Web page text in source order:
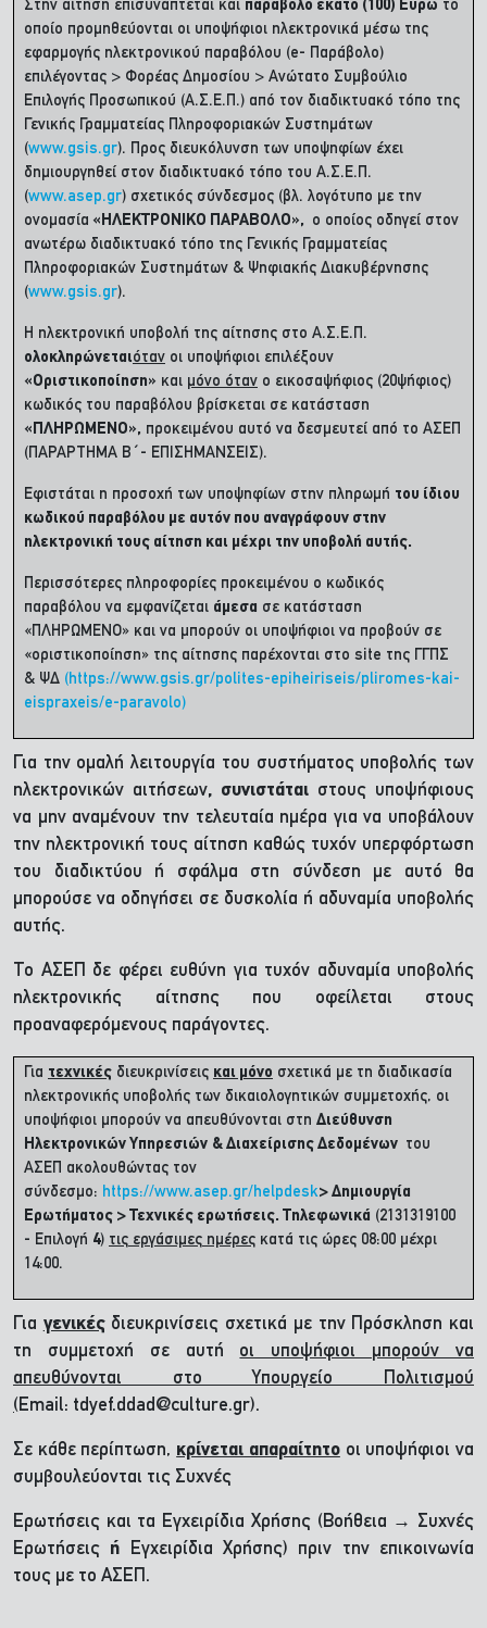
Στην αίτηση επισυνάπτεται και παράβολο εκατό (100) Ευρώ το
οποίο προμηθεύονται οι υποψήφιοι ηλεκτρονικά μέσω της
εφαρμογής ηλεκτρονικού παραβόλου (e- Παράβολο)
επιλέγοντας > Φορέας Δημοσίου > Ανώτατο Συμβούλιο
Επιλογής Προσωπικού (Α.Σ.Ε.Π.) από τον διαδικτυακό τόπο της
Γενικής Γραμματείας Πληροφοριακών Συστημάτων
(www.gsis.gr). Προς διευκόλυνση των υποψηφίων έχει
δημιουργηθεί στον διαδικτυακό τόπο του Α.Σ.Ε.Π.
(www.asep.gr) σχετικός σύνδεσμος (βλ. λογότυπο με την
ονομασία «ΗΛΕΚΤΡΟΝΙΚΟ ΠΑΡΑΒΟΛΟ», ο οποίος οδηγεί στον
ανωτέρω διαδικτυακό τόπο της Γενικής Γραμματείας
Πληροφοριακών Συστημάτων & Ψηφιακής Διακυβέρνησης
(www.gsis.gr).
Η ηλεκτρονική υποβολή της αίτησης στο Α.Σ.Ε.Π.
ολοκληρώνεταιόταν οι υποψήφιοι επιλέξουν
«Οριστικοποίηση» και μόνο όταν ο εικοσαψήφιος (20ψήφιος)
κωδικός του παραβόλου βρίσκεται σε κατάσταση
«ΠΛΗΡΩΜΕΝΟ», προκειμένου αυτό να δεσμευτεί από το ΑΣΕΠ
(ΠΑΡΑΡΤΗΜΑ Β΄- ΕΠΙΣΗΜΑΝΣΕΙΣ).
Eφιστάται η προσοχή των υποψηφίων στην πληρωμή του ίδιου
κωδικού παραβόλου με αυτόν που αναγράφουν στην
ηλεκτρονική τους αίτηση και μέχρι την υποβολή αυτής.
Περισσότερες πληροφορίες προκειμένου ο κωδικός
παραβόλου να εμφανίζεται άμεσα σε κατάσταση
«ΠΛΗΡΩΜΕΝΟ» και να μπορούν οι υποψήφιοι να προβούν σε
«οριστικοποίηση» της αίτησης παρέχονται στο site της ΓΓΠΣ
& ΨΔ (https://www.gsis.gr/polites-epiheiriseis/pliromes-kai-
eispraxeis/e-paravolo)
Για την ομαλή λειτουργία του συστήματος υποβολής των
ηλεκτρονικών αιτήσεων, συνιστάται στους υποψήφιους
να μην αναμένουν την τελευταία ημέρα για να υποβάλουν
την ηλεκτρονική τους αίτηση καθώς τυχόν υπερφόρτωση
του διαδικτύου ή σφάλμα στη σύνδεση με αυτό θα
μπορούσε να οδηγήσει σε δυσκολία ή αδυναμία υποβολής
αυτής.
Το ΑΣΕΠ δε φέρει ευθύνη για τυχόν αδυναμία υποβολής
ηλεκτρονικής αίτησης που οφείλεται στους
προαναφερόμενους παράγοντες.
Για τεχνικές διευκρινίσεις και μόνο σχετικά με τη διαδικασία
ηλεκτρονικής υποβολής των δικαιολογητικών συμμετοχής, οι
υποψήφιοι μπορούν να απευθύνονται στη Διεύθυνση
Ηλεκτρονικών Υπηρεσιών & Διαχείρισης Δεδομένων του
ΑΣΕΠ ακολουθώντας τον
σύνδεσμο: https://www.asep.gr/helpdesk> Δημιουργία
Ερωτήματος > Τεχνικές ερωτήσεις. Τηλεφωνικά (2131319100
- Επιλογή 4) τις εργάσιμες ημέρες κατά τις ώρες 08:00 μέχρι
14:00.
Για γενικέςδιευκρινίσεις σχετικά με την Πρόσκληση και
τη συμμετοχή σε αυτή οι υποψήφιοι μπορούν να
απευθύνονται στο Υπουργείο Πολιτισμού
(Email: tdyef.ddad@culture.gr).
Σε κάθε περίπτωση, κρίνεται απαραίτητοοι υποψήφιοι να
συμβουλεύονται τις Συχνές
Ερωτήσεις και τα Εγχειρίδια Χρήσης (Βοήθεια → Συχνές
Ερωτήσεις ή Εγχειρίδια Χρήσης) πριν την επικοινωνία
τους με το ΑΣΕΠ.